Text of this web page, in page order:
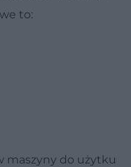
to:
maszyny do użytku